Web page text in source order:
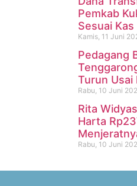
Pemkab
Sesuai Kas
Kamis, 11 Juni
Pedagang
Turun Usai
Rabu, 10 Juni
Rita
Harta
Rabu, 10 Juni